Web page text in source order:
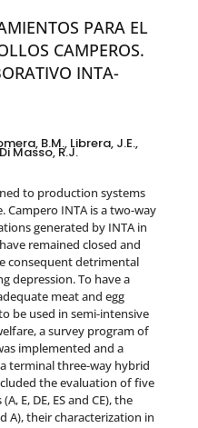
PARA EL
CAMPEROS.
INTA-
B.M., Librera, J.E.,
Masso, R.J.
to production systems
INTA is a two-way
generated by INTA in
remained closed and
consequent detrimental
depression. To have a
meat and egg
be used in semi-intensive
a survey program of
implemented and a
terminal three-way hybrid
the evaluation of five
E, DE, ES and CE), the
A), their characterization in